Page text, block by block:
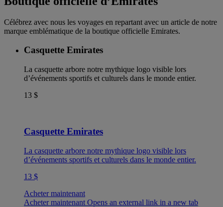
Célébrez avec nous les voyages en repartant avec un article de notre
marque emblématique de la boutique officielle Emirates.
Casquette Emirates
La casquette arbore notre mythique logo visible lors
d’événements sportifs et culturels dans le monde entier.
13 $
Casquette Emirates
La casquette arbore notre mythique logo visible lors
d’événements sportifs et culturels dans le monde entier.
13 $
Acheter maintenant
Acheter maintenant Opens an external link in a new tab